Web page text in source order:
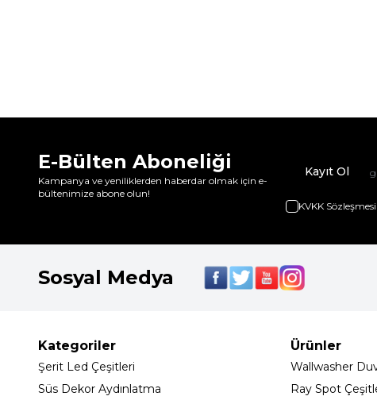
E-Bülten Aboneliği
Kampanya ve yeniliklerden haberdar olmak için e-
bültenimize abone olun!
Kayıt Ol
KVKK
Sosyal Medya
Kategoriler
Şerit Led Çeşitleri
Süs Dekor Aydınlatma
Ürünler
Wallwasher
Ray Spot